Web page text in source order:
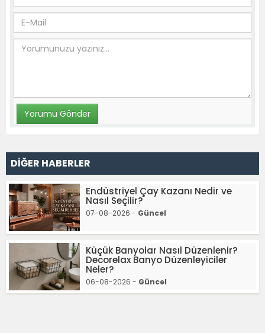
DİĞER HABERLER
Endüstriyel Çay Kazanı Nedir ve
Nasıl Seçilir?
07-08-2026 - Güncel
Küçük Banyolar Nasıl Düzenlenir?
Decorelax Banyo Düzenleyiciler
Neler?
06-08-2026 - Güncel